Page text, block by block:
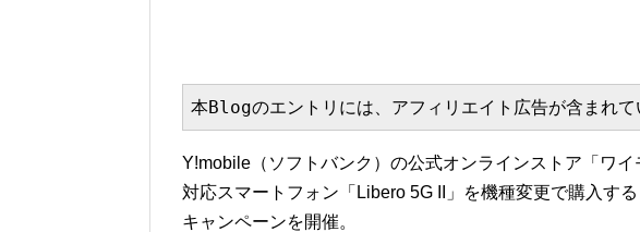
本Blogのエントリには、アフィリエイト広告が含まれて
Y!mobile（ソフトバンク）の公式オンラインストア「ワ
対応スマートフォン「Libero 5G II」を機種変更で購入す
キャンペーンを開催。